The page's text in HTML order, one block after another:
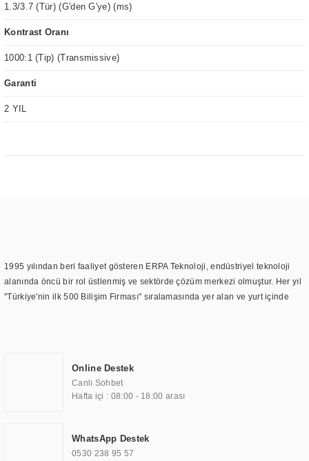
1.3/3.7 (Tür) (G'den G'ye) (ms)
Kontrast Oranı
1000:1 (Tip) (Transmissive)
Garanti
2 YIL
1995 yılından beri faaliyet gösteren ERPA Teknoloji, endüstriyel teknoloji
alanında öncü bir rol üstlenmiş ve sektörde çözüm merkezi olmuştur. Her yıl
"Türkiye'nin ilk 500 Bilişim Firması" sıralamasında yer alan ve yurt içinde
TOCHI markası altında kendi ürettiği ürünlerde kullanmıştır. Günümüzde
TOCHI; videowall, digital signage, kiosk, totem, akıllı durak ekranı, araç içi
ekran, asansör ekranı, digital menüboard, marin ekran, medikal ekran,
ekranları, endüstriyel ekranlar, kapı önü bilgi ekranları, panel PC,
endüstriyel Panel PC, mini PC, endüstriyel mini PC ve akıllı bina sistemleri
Online Destek
Canlı Sohbet
Hafta içi : 08:00 - 18:00 arası
WhatsApp Destek
0530 238 95 57